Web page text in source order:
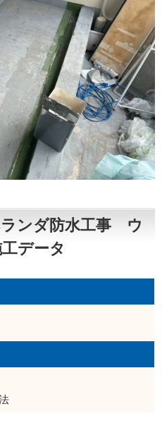
ンダ防水工事 ウ
データ